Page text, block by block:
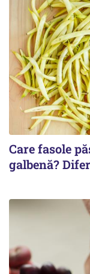
Care fasole
galbenă?